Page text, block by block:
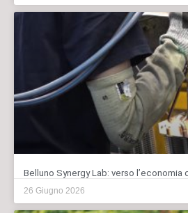
Belluno Synergy Lab: verso
26 Giugno 2026